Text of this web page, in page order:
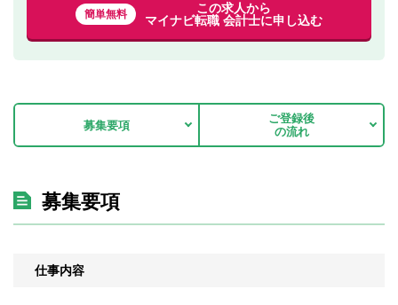
簡単無料
この求人から
マイナビ転職 会計士に申し込む
募集要項
ご登録後
の流れ
募集要項
仕事内容